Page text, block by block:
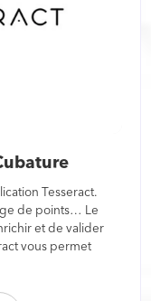
Tesseract.
de points… Le
et de valider
vous permet